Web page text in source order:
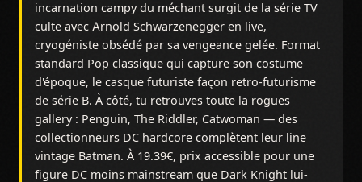
incarnation campy du méchant surgit de la série TV
culte avec Arnold Schwarzenegger en live,
cryogéniste obsédé par sa vengeance gelée. Format
standard Pop classique qui capture son costume
d'époque, le casque futuriste façon retro-futurisme
de série B. À côté, tu retrouves toute la rogues
gallery : Penguin, The Riddler, Catwoman — des
collectionneurs DC hardcore complètent leur line
vintage Batman. À 19.39€, prix accessible pour une
figure DC moins mainstream que Dark Knight lui-